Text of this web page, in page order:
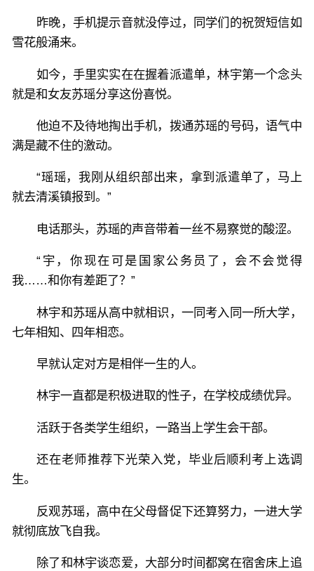
昨晚，手机提示音就没停过，同学们的祝贺短信如
雪花般涌来。
如今，手里实实在在握着派遣单，林宇第一个念头
就是和女友苏瑶分享这份喜悦。
他迫不及待地掏出手机，拨通苏瑶的号码，语气中
满是藏不住的激动。
“瑶瑶，我刚从组织部出来，拿到派遣单了，马上
就去清溪镇报到。”
电话那头，苏瑶的声音带着一丝不易察觉的酸涩。
“宇，你现在可是国家公务员了，会不会觉得
我……和你有差距了？”
林宇和苏瑶从高中就相识，一同考入同一所大学，
七年相知、四年相恋。
早就认定对方是相伴一生的人。
林宇一直都是积极进取的性子，在学校成绩优异。
活跃于各类学生组织，一路当上学生会干部。
还在老师推荐下光荣入党，毕业后顺利考上选调
生。
反观苏瑶，高中在父母督促下还算努力，一进大学
就彻底放飞自我。
除了和林宇谈恋爱，大部分时间都窝在宿舍床上追